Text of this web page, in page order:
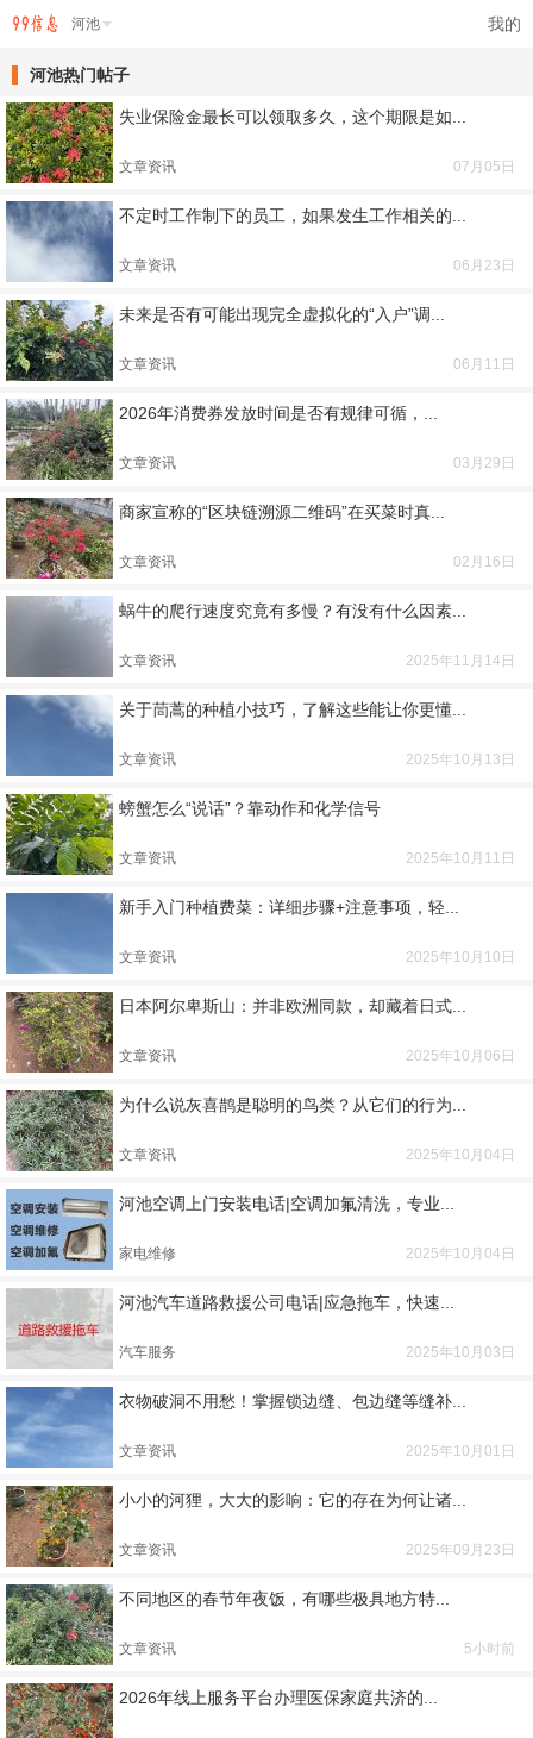
我的
河池
河池热门帖子
失业保险金最长可以领取多久，这个期限是如...
文章资讯 07月05日
不定时工作制下的员工，如果发生工作相关的...
文章资讯 06月23日
未来是否有可能出现完全虚拟化的“入户”调...
文章资讯 06月11日
2026年消费券发放时间是否有规律可循，...
文章资讯 03月29日
商家宣称的“区块链溯源二维码”在买菜时真...
文章资讯 02月16日
蜗牛的爬行速度究竟有多慢？有没有什么因素...
文章资讯 2025年11月14日
关于茼蒿的种植小技巧，了解这些能让你更懂...
文章资讯 2025年10月13日
螃蟹怎么“说话”？靠动作和化学信号
文章资讯 2025年10月11日
新手入门种植费菜：详细步骤+注意事项，轻...
文章资讯 2025年10月10日
日本阿尔卑斯山：并非欧洲同款，却藏着日式...
文章资讯 2025年10月06日
为什么说灰喜鹊是聪明的鸟类？从它们的行为...
文章资讯 2025年10月04日
河池空调上门安装电话|空调加氟清洗，专业...
家电维修 2025年10月04日
河池汽车道路救援公司电话|应急拖车，快速...
汽车服务 2025年10月03日
衣物破洞不用愁！掌握锁边缝、包边缝等缝补...
文章资讯 2025年10月01日
小小的河狸，大大的影响：它的存在为何让诸...
文章资讯 2025年09月23日
不同地区的春节年夜饭，有哪些极具地方特...
文章资讯 5小时前
2026年线上服务平台办理医保家庭共济的...